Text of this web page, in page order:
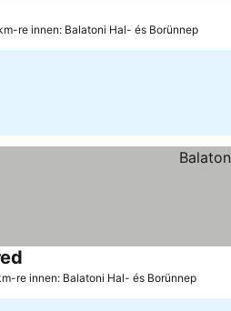
re innen: Balatoni Hal- és Borünnep
re innen: Balatoni Hal- és Borünnep